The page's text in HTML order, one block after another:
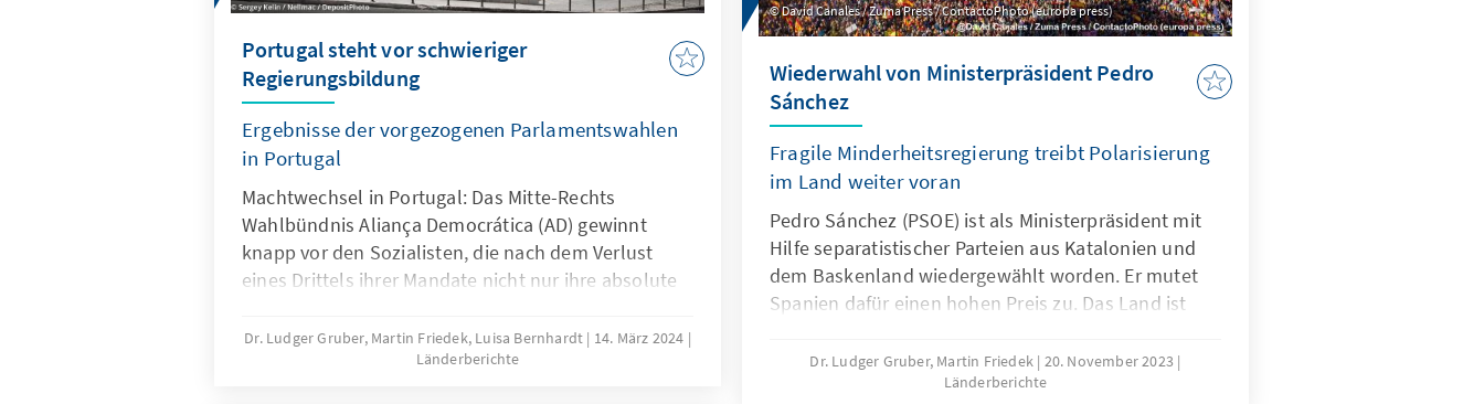
Portugal steht vor schwieriger
Regierungsbildung
Ergebnisse der vorgezogenen Parlamentswahlen
in Portugal
Machtwechsel in Portugal: Das Mitte-Rechts
Wahlbündnis Aliança Democrática (AD) gewinnt
knapp vor den Sozialisten, die nach dem Verlust
eines Drittels ihrer Mandate nicht nur ihre absolute
zweitstärkste Kraft in der Assembleia da República
sind. Von der Schwäche der Sozialisten profitierte
Dr. Ludger Gruber, Martin Friedek, Luisa Bernhardt
14. März 2024
Länderberichte
David Canales / Zuma Press / ContactoPhoto (europa press)
Wiederwahl von Ministerpräsident Pedro
Sánchez
Fragile Minderheitsregierung treibt Polarisierung
im Land weiter voran
Pedro Sánchez (PSOE) ist als Ministerpräsident mit
Hilfe separatistischer Parteien aus Katalonien und
dem Baskenland wiedergewählt worden. Er mutet
Spanien dafür einen hohen Preis zu. Das Land ist
Schaden zu nehmen.
Dr. Ludger Gruber, Martin Friedek 20. November 2023
Länderberichte